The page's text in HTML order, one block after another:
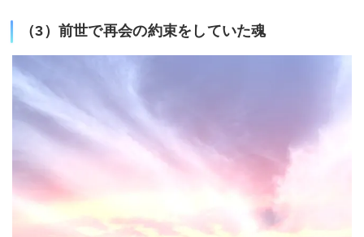
（3）前世で再会の約束をしていた魂